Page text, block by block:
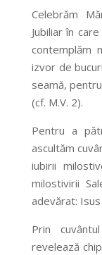
Celebrăm
Jubiliar în
contemplăm
izvor de
seamă,
(cf. M.V. 2).
Pentru a
ascultăm
iubirii
milostivirii
adevărat:
Prin
revelează